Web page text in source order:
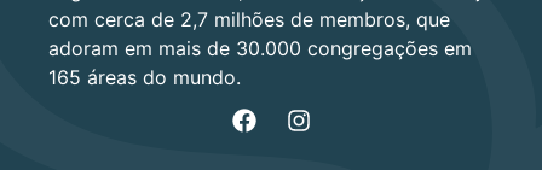
com cerca de 2,7 milhões de membros, que
adoram em mais de 30.000 congregações em
165 áreas do mundo.